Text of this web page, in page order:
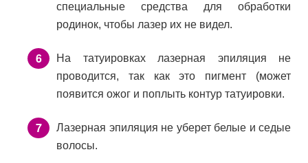
специальные средства для обработки
родинок, чтобы лазер их не видел.
На татуировках лазерная эпиляция не
проводится, так как это пигмент (может
появится ожог и поплыть контур татуировки.
Лазерная эпиляция не уберет белые и седые
волосы.